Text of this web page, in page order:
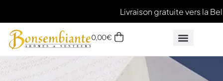
Livraison gratuite vers la
0,00€